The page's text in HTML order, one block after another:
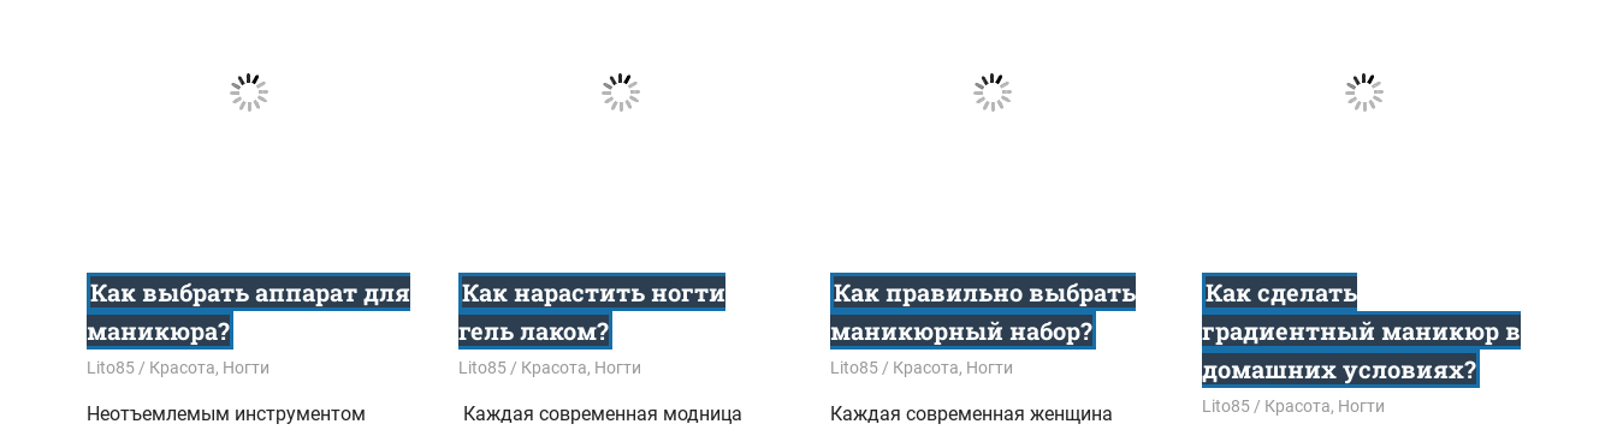
Как выбрать аппарат для
маникюра?
21.02.2017
Lito85 Красота, Ногти
Неотъемлемым инструментом
Как нарастить ногти
гель лаком?
01.12.2016
Lito85 Красота, Ногти
Каждая современная модница
Как правильно выбрать
маникюрный набор?
29.08.2016
Lito85 Красота, Ногти
Каждая современная женщина
Как сделать
градиентный маникюр в
домашних условиях?
09.08.2016
Lito85 Красота, Ногти